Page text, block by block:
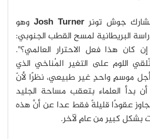
جوش تونرJosh Turner وهو
البريطانية لمسح القطب الجنوبي:
كان هذا فعل الاحترار العالمي؟".
اللوم على التغير المُناخي الذي
موسمٍ واحدٍ غير طبيعي، نظرًا لأنّ
بدأ العلماء بتعقب مساحة الجليد
عقودًا قليلةً فقط عدا عن أنَّ هذه
بشكل كبير من عامٍ لآخر.